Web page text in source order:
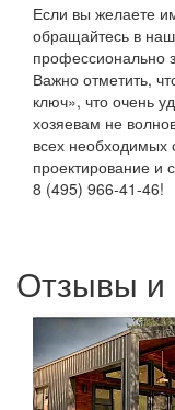
Если вы желаете
обращайтесь в
профессионально
Важно отметить,
ключ», что очень
хозяевам не
всех необходимых
проектирование и
8 (495) 966-41-46!
Отзывы и